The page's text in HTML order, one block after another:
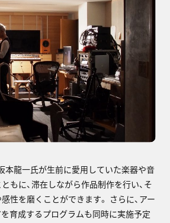
本龍一氏が生前に愛用していた楽器や音
もに、滞在しながら作品制作を行い、そ
性を磨くことができます。 さらに、アー
育成するプログラムも同時に実施予定